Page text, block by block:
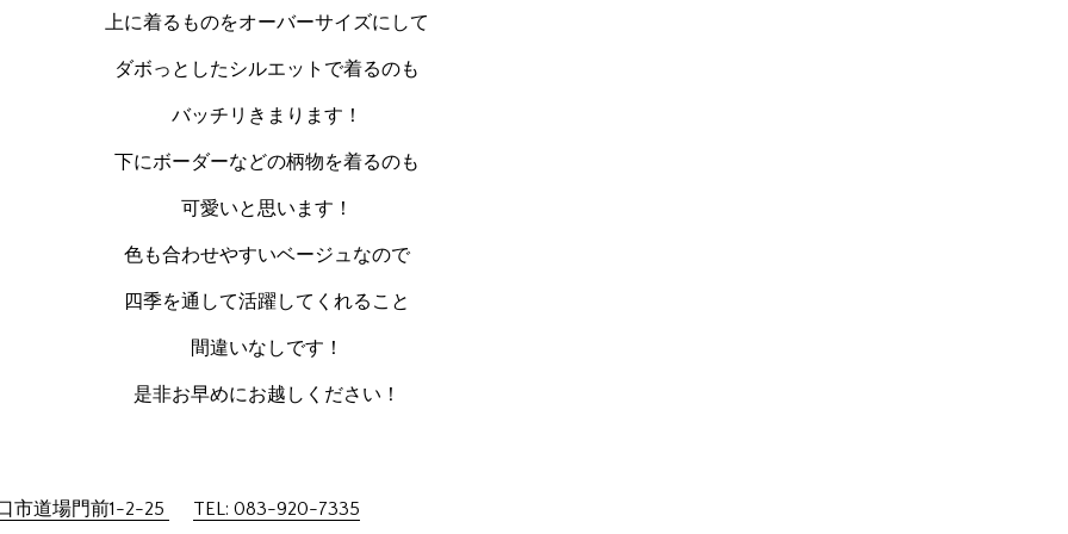
上に着るものをオーバーサイズにして
ダボっとしたシルエットで着るのも
バッチリきまります！
下にボーダーなどの柄物を着るのも
可愛いと思います！
色も合わせやすいベージュなので
四季を通して活躍してくれること
間違いなしです！
是非お早めにお越しください！
市道場門前1-2-25 TEL: 083-920-7335